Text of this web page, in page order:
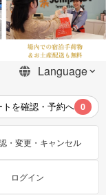
トを確認・予約へ 0
・変更・キャンセル
ログイン